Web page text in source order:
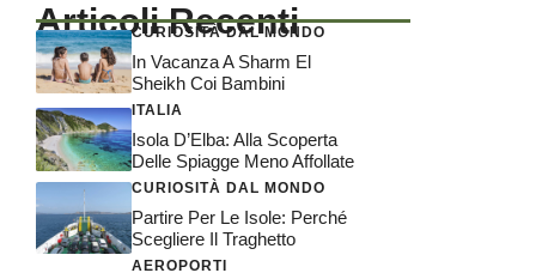
Articoli Recenti
CURIOSITÀ DAL MONDO
In Vacanza A Sharm El
Sheikh Coi Bambini
ITALIA
Isola D’Elba: Alla Scoperta
Delle Spiagge Meno Affollate
CURIOSITÀ DAL MONDO
Partire Per Le Isole: Perché
Scegliere Il Traghetto
AEROPORTI